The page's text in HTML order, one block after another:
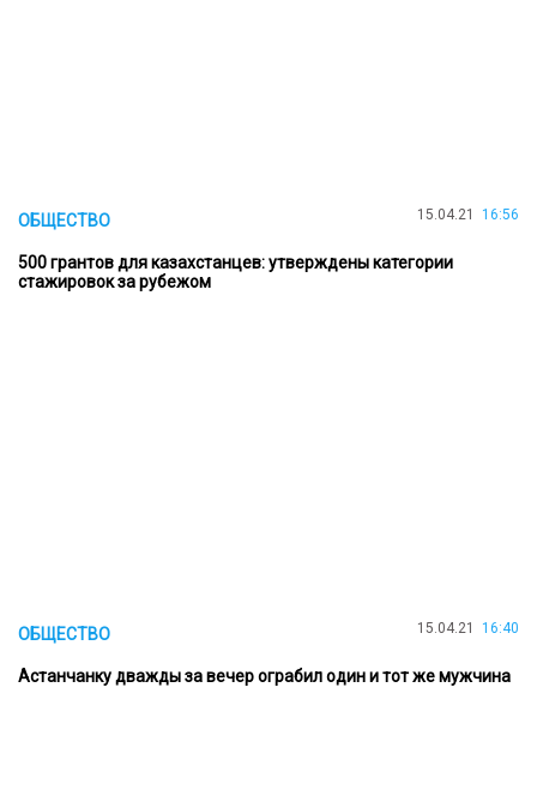
ОБЩЕСТВО 15.04.21 16:56
500 грантов для казахстанцев: утверждены категории
стажировок за рубежом
ОБЩЕСТВО 15.04.21 16:40
Астанчанку дважды за вечер ограбил один и тот же мужчина